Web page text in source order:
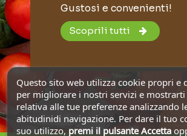
Gustosi e convenienti!
Scoprili tutti
Questo sito web utilizza cookie propri e
per migliorare i nostri servizi e
relativa alle tue preferenze analizzando
abitudinidi navigazione. Per dare il tuo
suo utilizzo, premi il pulsante Accetta